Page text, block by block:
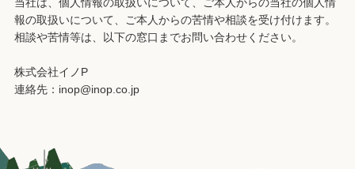
報の取扱いについて、ご本人からの苦情や相談を受け付けます。
相談や苦情等は、以下の窓口までお問い合わせください。
株式会社イノP
連絡先：inop@inop.co.jp